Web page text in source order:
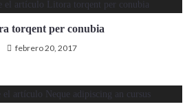
torqent per conubia
febrero 20, 2017